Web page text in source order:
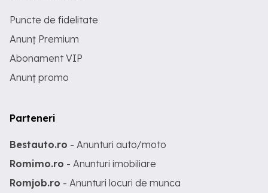
Puncte de fidelitate
Anunț Premium
Abonament VIP
Anunț promo
Parteneri
Bestauto.ro - Anunturi auto/moto
Romimo.ro - Anunturi imobiliare
Romjob.ro - Anunturi locuri de munca